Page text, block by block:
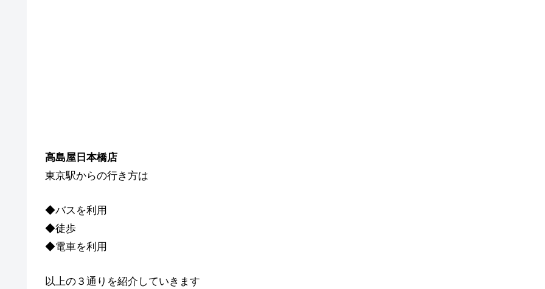
高島屋日本橋店
東京駅からの行き方は
◆バスを利用
◆徒歩
◆電車を利用
以上の３通りを紹介していきます